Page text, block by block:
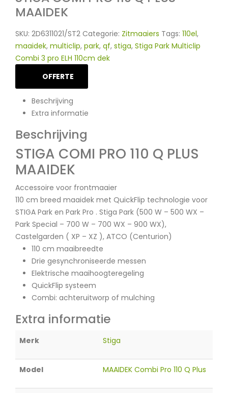
MAAIDEK
SKU: 2D6311021/ST2 Categorie: Zitmaaiers Tags: 110el,
maaidek, multiclip, park, qf, stiga, Stiga Park Multiclip
Combi 3 pro ELH 110cm dek
OFFERTE
Beschrijving
Extra informatie
Beschrijving
STIGA COMI PRO 110 Q PLUS
MAAIDEK
Accessoire voor frontmaaier
110 cm breed maaidek met QuickFlip technologie voor
STIGA Park en Park Pro . Stiga Park (500 W – 500 WX –
Park Special – 700 W – 700 WX – 900 WX),
Castelgarden ( XP – XZ ), ATCO (Centurion)
110 cm maaibreedte
Drie gesynchroniseerde messen
Elektrische maaihoogteregeling
QuickFlip systeem
Combi: achteruitworp of mulching
Extra informatie
Merk Stiga
Model MAAIDEK Combi Pro 110 Q Plus